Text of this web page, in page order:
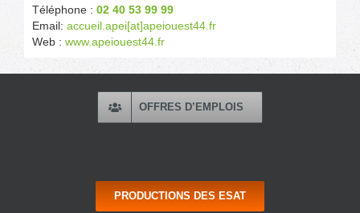
Téléphone : 02 40 53 99 99
Email: accueil.apei[at]apeiouest44.fr
Web : www.apeiouest44.fr
OFFRES D’EMPLOIS
PRODUCTIONS DES ESAT